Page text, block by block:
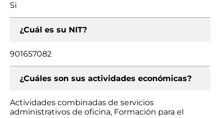
Si
¿Cuál es su NIT?
901657082
¿Cuáles son sus actividades económicas?
Actividades combinadas de servicios
administrativos de oficina, Formación para el